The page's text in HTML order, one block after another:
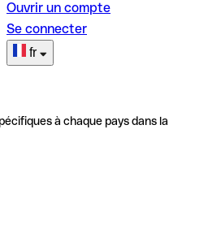
Ouvrir un compte
Se connecter
fr
à chaque pays dans la